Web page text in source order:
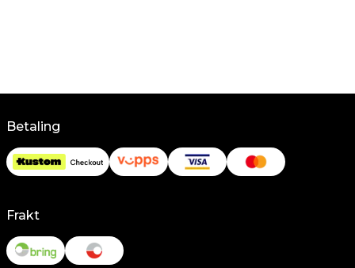
Betaling
Frakt